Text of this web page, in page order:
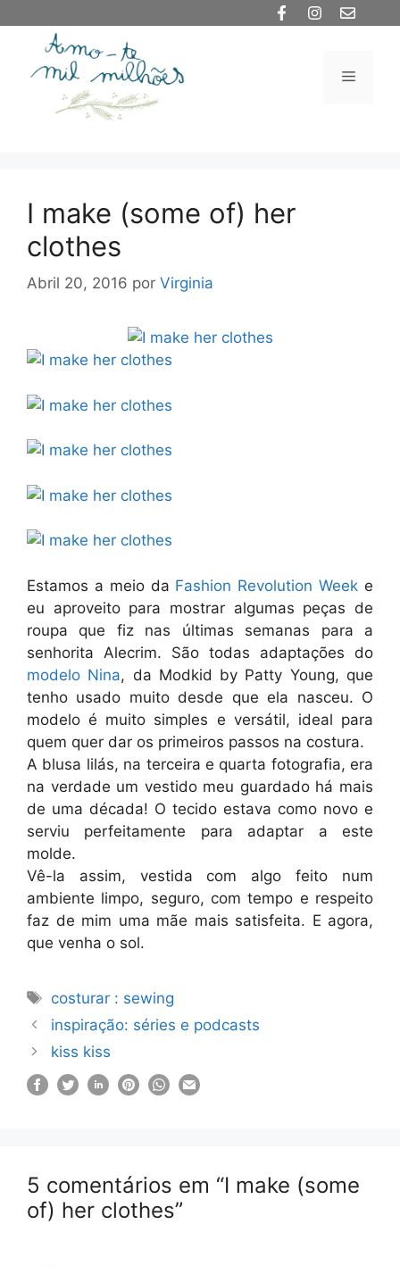
conteúdo
Menu
I make (some of) her
clothes
Abril 20, 2016 por Virginia
Estamos a meio da Fashion Revolution Week e
eu aproveito para mostrar algumas peças de
roupa que fiz nas últimas semanas para a
senhorita Alecrim. São todas adaptações do
modelo Nina, da Modkid by Patty Young, que
tenho usado muito desde que ela nasceu. O
modelo é muito simples e versátil, ideal para
quem quer dar os primeiros passos na costura.
A blusa lilás, na terceira e quarta fotografia, era
na verdade um vestido meu guardado há mais
de uma década! O tecido estava como novo e
serviu perfeitamente para adaptar a este
molde.
Vê-la assim, vestida com algo feito num
ambiente limpo, seguro, com tempo e respeito
faz de mim uma mãe mais satisfeita. E agora,
que venha o sol.
Etiquetas
costurar : sewing
inspiração: séries e podcasts
kiss kiss
5 comentários em “I make (some
of) her clothes”